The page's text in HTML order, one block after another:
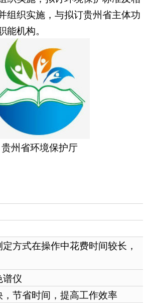
组织实施，与拟订贵州省主体功
机构。
贵州省环境保护厅
方式在操作中花费时间较长，
仪
节省时间，提高工作效率